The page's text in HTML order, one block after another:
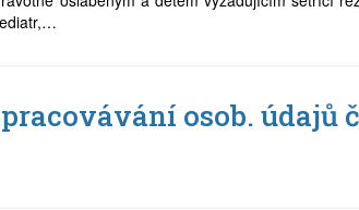
osob. údajů